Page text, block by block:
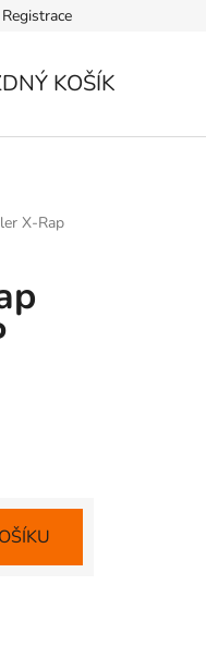
Registrace
KOŠÍK
X-Rap